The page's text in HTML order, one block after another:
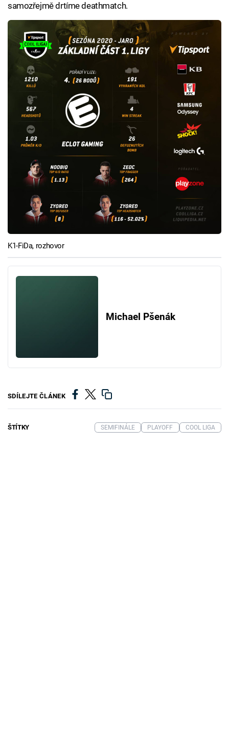
samozřejmě drtíme deathmatch.
K1-FiDa, rozhovor
Michael Pšenák
SDÍLEJTE ČLÁNEK
ŠTÍTKY SEMIFINÁLE PLAYOFF COOL LIGA